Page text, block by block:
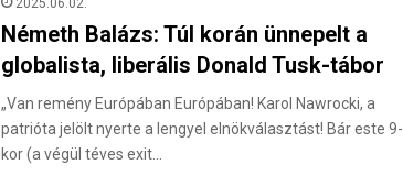
2025.06.02.
Németh Balázs: Túl korán ünnepelt a
globalista, liberális Donald Tusk-tábor
„Van remény Európában Európában! Karol Nawrocki, a
patrióta jelölt nyerte a lengyel elnökválasztást! Bár este 9-
kor (a végül téves exit…